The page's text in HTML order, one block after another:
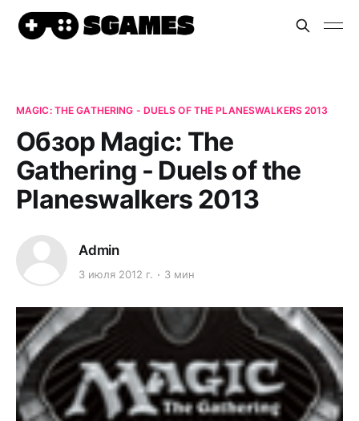
MAGIC: THE GATHERING - DUELS OF THE PLANESWALKERS 2013
Обзор Magic: The
Gathering - Duels of the
Planeswalkers 2013
Admin
3 июля 2012 г. 3 мин